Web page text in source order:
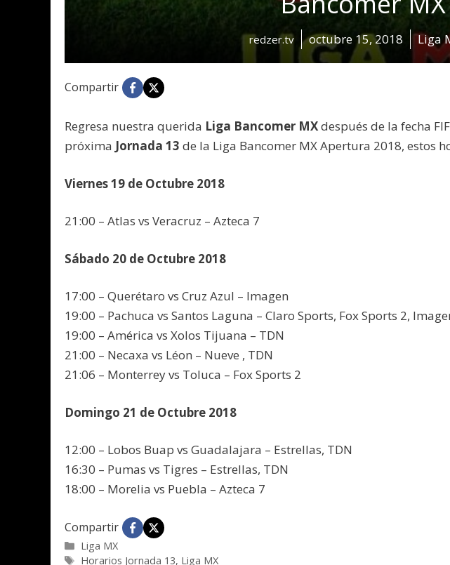
redzer.tv octubre 15, 2018 Liga
Compartir
Regresa nuestra querida Liga Bancomer MXdespués de la fecha
próxima Jornada 13 de la Liga Bancomer MX Apertura 2018, estos
Viernes 19 de Octubre 2018
21:00 – Atlas vs Veracruz – Azteca 7
Sábado 20 de Octubre 2018
17:00 – Querétaro vs Cruz Azul – Imagen
19:00 – Pachuca vs Santos Laguna – Claro Sports, Fox Sports 2,
19:00 – América vs Xolos Tijuana – TDN
21:00 – Necaxa vs Léon – Nueve , TDN
21:06 – Monterrey vs Toluca – Fox Sports 2
Domingo 21 de Octubre 2018
12:00 – Lobos Buap vs Guadalajara – Estrellas, TDN
16:30 – Pumas vs Tigres – Estrellas, TDN
18:00 – Morelia vs Puebla – Azteca 7
Compartir
Categorías
Liga MX
Etiquetas
Horarios Jornada 13, Liga MX